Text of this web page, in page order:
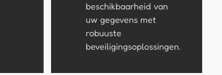
beschikbaarheid van
uw gegevens met
robuuste
beveiligingsoplossingen.